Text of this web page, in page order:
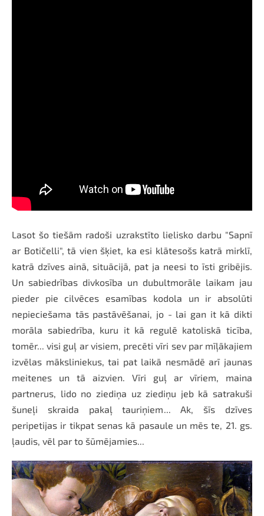
Lasot šo tiešām radoši uzrakstīto lielisko darbu "Sapnī
ar Botičelli", tā vien šķiet, ka esi klātesošs katrā mirklī,
katrā dzīves ainā, situācijā, pat ja neesi to īsti gribējis.
Un sabiedrības divkosība un dubultmorāle laikam jau
pieder pie cilvēces esamības kodola un ir absolūti
nepieciešama tās pastāvēšanai, jo - lai gan it kā dikti
morāla sabiedrība, kuru it kā regulē katoliskā ticība,
tomēr... visi guļ ar visiem, precēti vīri sev par mīļākajiem
izvēlas māksliniekus, tai pat laikā nesmādē arī jaunas
meitenes un tā aizvien. Vīri guļ ar vīriem, maina
partnerus, lido no ziediņa uz ziediņu jeb kā satrakuši
šuneļi skraida pakaļ tauriņiem... Ak, šīs dzīves
peripetijas ir tikpat senas kā pasaule un mēs te, 21. gs.
ļaudis, vēl par to šūmējamies...